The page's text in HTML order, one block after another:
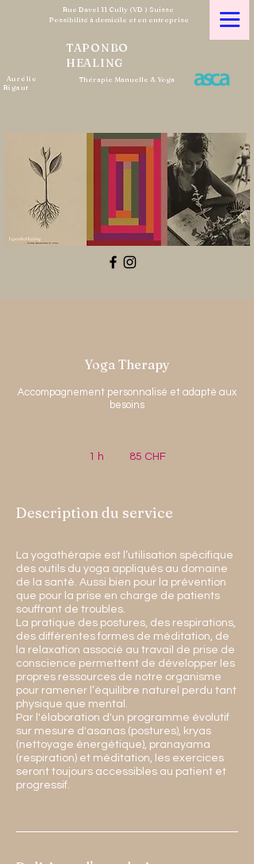
TAPONBO
HEALING
Aurélie
Rigaut
Rue Davel 11 Cully (VD ) Suisse
Possibilité à domicile et en entreprise
Thérapie Manuelle & Yoga
Yoga Therapy
Accompagnement personnalisé et adapté aux
besoins
1 h
suisses85 CHF
Description du service
La yogathérapie est l’utilisation spécifique
des outils du yoga appliqués au domaine
de la santé. Aussi bien pour la prévention
que pour la prise en charge de patients
souffrant de troubles.
La pratique des postures, des respirations,
des différentes formes de méditation, de
la relaxation associé au travail de prise de
conscience permettent de développer les
propres ressources de notre organisme
pour ramener l’équilibre naturel perdu tant
physique que mental.
Par l'élaboration d'un programme évolutif
sur mesure d'asanas (postures), kryas
(nettoyage énergétique), pranayama
(respiration) et méditation, les exercices
seront toujours accessibles au patient et
progressif.